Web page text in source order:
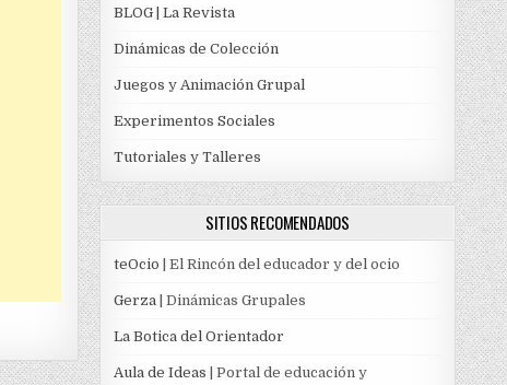
BLOG | La Revista
Dinámicas de Colección
Juegos y Animación Grupal
Experimentos Sociales
Tutoriales y Talleres
SITIOS RECOMENDADOS
teOcio | El Rincón del educador y del ocio
Gerza| Dinámicas Grupales
La Botica del Orientador
Aula de Ideas | Portal de educación y